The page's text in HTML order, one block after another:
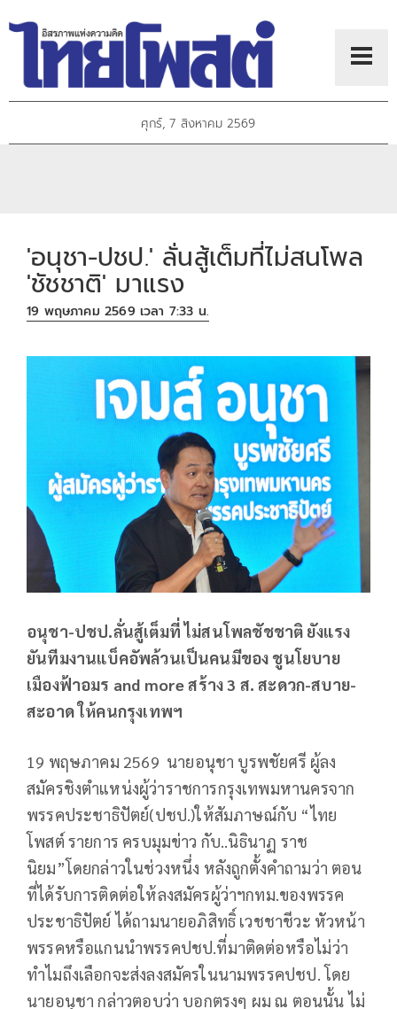
ศุกร์, 7 สิงหาคม 2569
'อนุชา-ปชป.' ลั่นสู้เต็มที่ไม่สนโพล
'ชัชชาติ' มาแรง
19 พฤษภาคม 2569 เวลา 7:33 น.
อนุชา-ปชป.ลั่นสู้เต็มที่ ไม่สนโพลชัชชาติ ยังแรง
ยันทีมงานแบ็คอัพล้วนเป็นคนมีของ ชูนโยบาย
เมืองฟ้าอมร and more สร้าง 3 ส. สะดวก-สบาย-
สะอาด ให้คนกรุงเทพฯ
19 พฤษภาคม 2569 นายอนุชา บูรพชัยศรี ผู้ลง
สมัครชิงตำแหน่งผู้ว่าราชการกรุงเทพมหานครจาก
พรรคประชาธิปัตย์(ปชป.)ให้สัมภาษณ์กับ “ไทย
โพสต์ รายการ ครบมุมข่าว กับ..นิธินาฏ ราช
นิยม”โดยกล่าวในช่วงหนึ่ง หลังถูกตั้งคำถามว่า ตอน
ที่ได้รับการติดต่อให้ลงสมัครผู้ว่าฯกทม.ของพรรค
ประชาธิปัตย์ ได้ถามนายอภิสิทธิ์ เวชชาชีวะ หัวหน้า
พรรคหรือแกนนำพรรคปชป.ที่มาติดต่อหรือไม่ว่า
ทำไมถึงเลือกจะส่งลงสมัครในนามพรรคปชป. โดย
นายอนุชา กล่าวตอบว่า บอกตรงๆ ผม ณ ตอนนั้น ไม่